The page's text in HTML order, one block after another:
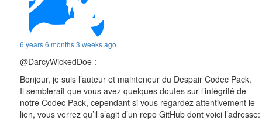
6 years 6 months 3 weeks ago
@DarcyWickedDoe :
Bonjour, je suis l’auteur et mainteneur du Despair Codec Pack.
Il semblerait que vous avez quelques doutes sur l’intégrité de
notre Codec Pack, cependant si vous regardez attentivement le
lien, vous verrez qu’il s’agit d’un repo GitHub dont voici l’adresse: